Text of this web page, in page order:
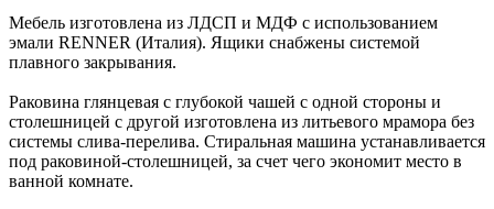
Мебель изготовлена из ЛДСП и МДФ с использованием
эмали RENNER (Италия). Ящики снабжены системой
плавного закрывания.
Раковина глянцевая с глубокой чашей с одной стороны и
столешницей с другой изготовлена из литьевого мрамора без
системы слива-перелива. Стиральная машина устанавливается
под раковиной-столешницей, за счет чего экономит место в
ванной комнате.